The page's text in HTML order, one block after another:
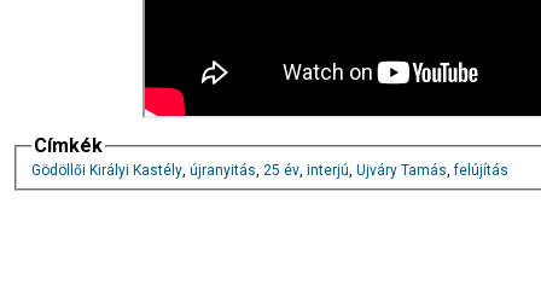
Címkék
Gödöllői Királyi Kastély, újranyitás, 25 év, interjú, Ujváry Tamás,felújítás